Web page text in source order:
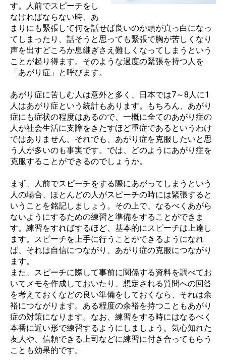
す。人前でスピーチをし
なければならない時、あ
まりにも緊張して何を話せば良いのか頭が真っ白になっ
てしまったり、話そうと思っても緊張で胸が苦しくなり
声を出すどころか息継ぎさえ難しくなってしまうという
ことが起り得ます。そのような過度の緊張を持つ人を
「あがり症」と呼びます。
あがり症に苦しむ人は意外と多く、日本では7～8人に1
人はあがり症という統計もあります。もちろん、あがり
症にも症状の程度はあるので、一概に全てのあがり症の
人が社会生活に支障をきたすほど重症であるというわけ
ではありません。それでも、あがり症を克服したいと思
う人が多いのも事実です。では、どのようにあがり症を
克服することができるのでしょうか。
まず、人前でスピーチをする際にあがってしまうという
人の場合、ほとんどの人がスピーチの時には緊張すると
いうことを銘記しましょう。その上で、なるべくあがら
ないようにするための練習と準備をすることができま
す。練習をすればするほど、基本的にスピーチは上達し
ます。スピーチを上手に行うことができるようになれ
ば、それは自信につながり、あがり症の克服につながり
ます。
また、スピーチに際して事前に関係する資料を調べてお
いてメモを作成しておいたり、想定される質問への回答
を考えておくなどの良い準備をしておくなら、それは余
裕につながります。ある程度の余裕を持つこともあがり
症の対策になります。なお、練習をする時にはなるべく
本番に近い形で練習するようにしましょう。気心知れた
友人や、信頼できる上司などに練習に付き合ってもらう
ことも効果的です。